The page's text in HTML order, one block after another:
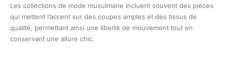
Les collections de mode musulmane incluent souvent des pièces
qui mettent l’accent sur des coupes amples et des tissus de
qualité, permettant ainsi une liberté de mouvement tout en
conservant une allure chic.